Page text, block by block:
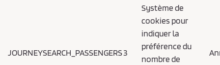
JOURNEYSEARCH_PASSENGERS3
Système de
cookies pour
indiquer la
préférence du
nombre de